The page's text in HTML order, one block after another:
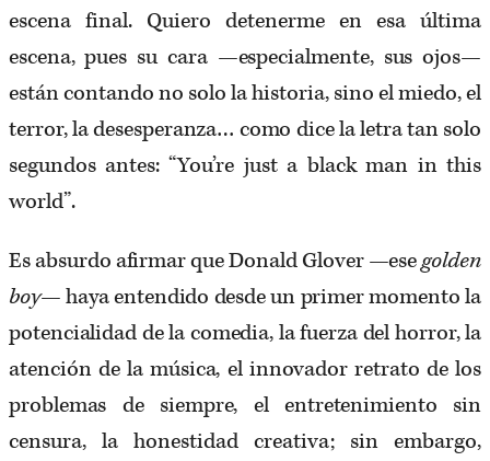
escena final. Quiero detenerme en esa última
escena, pues su cara —especialmente, sus ojos—
están contando no solo la historia, sino el miedo, el
terror, la desesperanza… como dice la letra tan solo
segundos antes: “You’re just a black man in this
world”.
Es absurdo afirmar que Donald Glover —esegolden
boy— haya entendido desde un primer momento la
potencialidad de la comedia, la fuerza del horror, la
atención de la música, el innovador retrato de los
problemas de siempre, el entretenimiento sin
censura, la honestidad creativa; sin embargo,